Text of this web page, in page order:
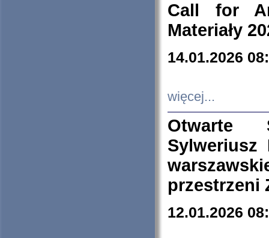
Call for
Materiały
14.01.2026
więcej...
Otwarte
Sylweriusz
przestrzeni
12.01.2026